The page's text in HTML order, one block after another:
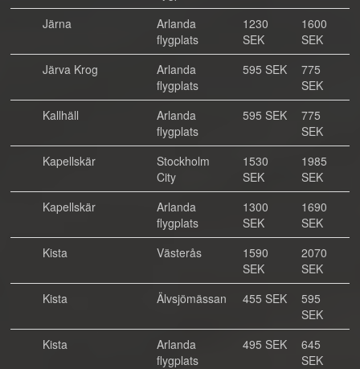
Järna
Arlanda
flygplats
1230
SEK
1600
SEK
Järva Krog
Arlanda
flygplats
595 SEK
775
SEK
Kallhäll
Arlanda
flygplats
595 SEK
775
SEK
Kapellskär
Stockholm
City
1530
SEK
1985
SEK
Kapellskär
Arlanda
flygplats
1300
SEK
1690
SEK
Kista
Västerås
1590
SEK
2070
SEK
Kista
Älvsjömässan 455 SEK
595
SEK
Kista
Arlanda
flygplats
495 SEK
645
SEK